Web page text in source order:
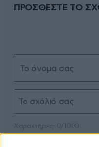
ΠΡΟΣΘΕΣΤΕ ΤΟ
Διαβάστε και